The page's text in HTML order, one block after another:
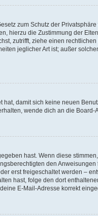
zum Schutz der
hierzu die Zustimmung der
zutrifft, ziehe einen
jeglicher Art ist; außer
damit sich keine neuen
wende dich an die Board-
hast. Wenn diese
den
erst freigeschaltet werden –
hast, folge den dort
E-Mail-Adresse korrekt